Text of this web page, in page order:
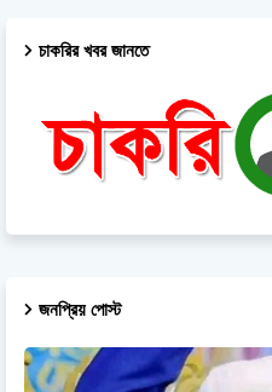
চাকরির খবর জানতে
জনপ্রিয় পোস্ট